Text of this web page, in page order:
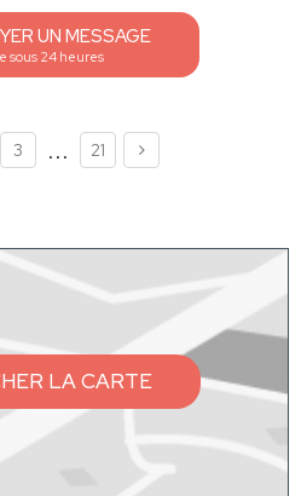
UN MESSAGE
sous 24 heures
3 ... 21
LA CARTE